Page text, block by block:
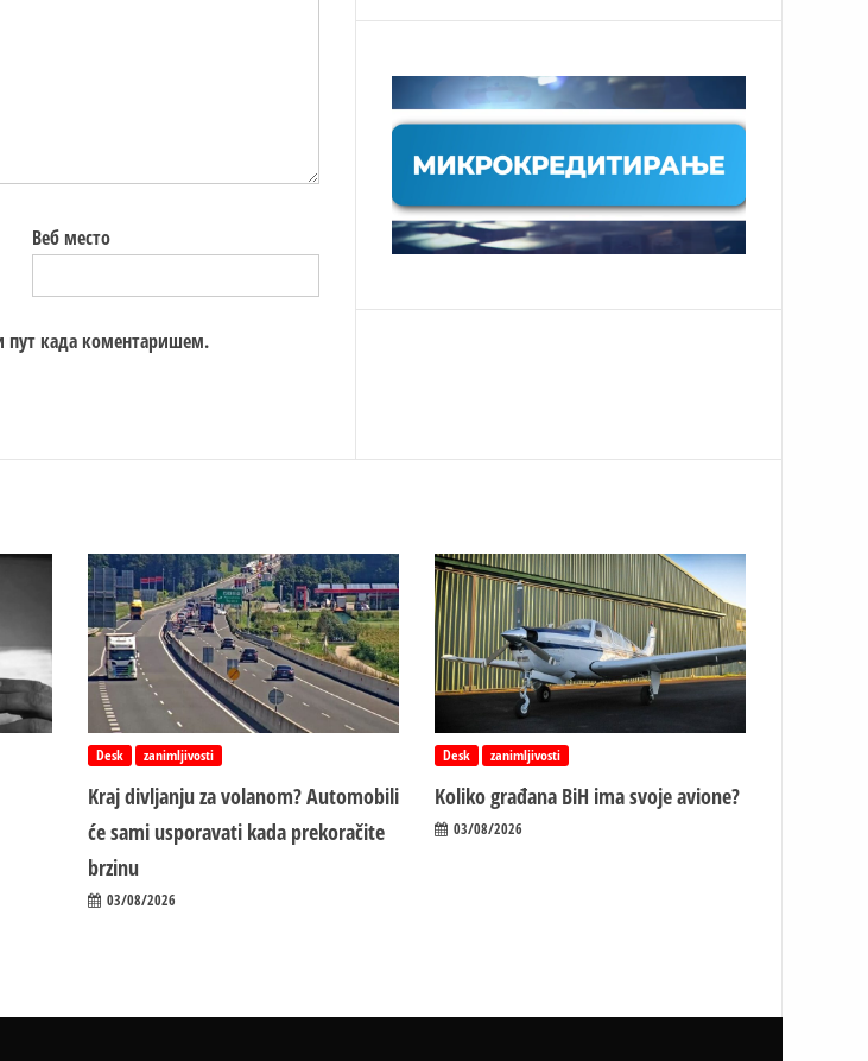
Веб место
пут када коментаришем.
Desk zanimljivosti
Kraj divljanju za volanom? Automobili
će sami usporavati kada prekoračite
brzinu
03/08/2026
Desk zanimljivosti
Koliko građana BiH ima svoje avione?
03/08/2026